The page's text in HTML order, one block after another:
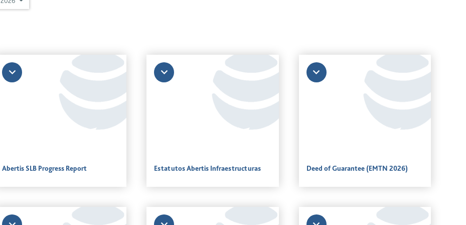
Abertis SLB Progress Report Estatutos Abertis Infraestructuras Deed of Guarantee (EMTN 2026)